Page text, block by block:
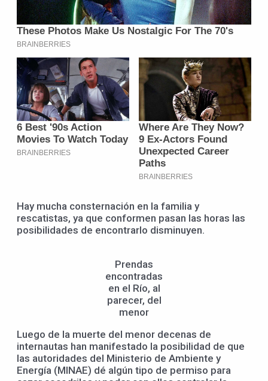
Hay mucha consternación en la familia y
rescatistas, ya que conformen pasan las horas las
posibilidades de encontrarlo disminuyen.
Prendas
encontradas
en el Río, al
parecer, del
menor
Luego de la muerte del menor decenas de
internautas han manifestado la posibilidad de que
las autoridades del Ministerio de Ambiente y
Energía (MINAE) dé algún tipo de permiso para